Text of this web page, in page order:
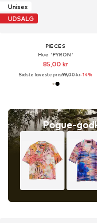
Unisex
UDSALG
PIECES
Hue 'PYRON'
85,00 kr
Sidste laveste pris:99,00 kr-14%
Pogue-